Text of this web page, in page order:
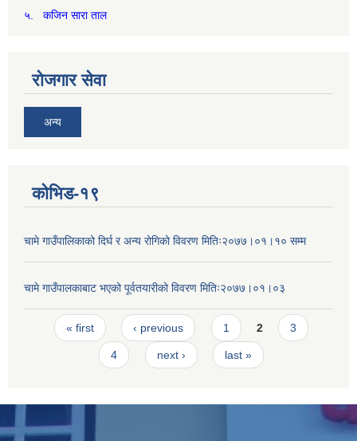
५. कजिन सारा ताल
रोजगार सेवा
अन्य
कोभिड-१९
चामे गाउँपालिकाको दिर्घ र अन्य रोगिको विवरण मितिः२०७७।०१।१० सम्म
चामे गाउँपालकाबाट भएको पूर्वतयारीको विवरण मितिः२०७७।०१।०३
Pages
« first ‹ previous 1 2 3
4 next › last »